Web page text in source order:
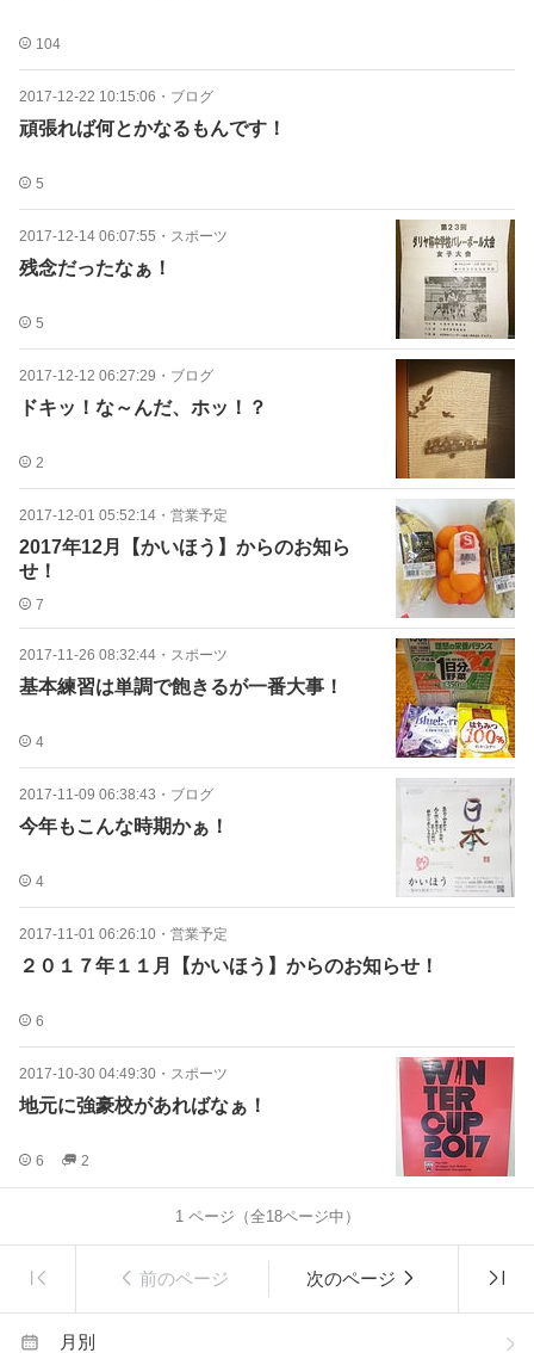
104
2017-12-22 10:15:06 ・ ブログ
頑張れば何とかなるもんです！
5
2017-12-14 06:07:55 ・ スポーツ
残念だったなぁ！
5
2017-12-12 06:27:29 ・ ブログ
ドキッ！な～んだ、ホッ！？
2
2017-12-01 05:52:14 ・ 営業予定
2017年12月【かいほう】からのお知ら
せ！
7
2017-11-26 08:32:44 ・ スポーツ
基本練習は単調で飽きるが一番大事！
4
2017-11-09 06:38:43 ・ ブログ
今年もこんな時期かぁ！
4
2017-11-01 06:26:10 ・ 営業予定
２０１７年１１月【かいほう】からのお知らせ！
6
2017-10-30 04:49:30 ・ スポーツ
地元に強豪校があればなぁ！
6 2
1ページ（全18ページ中）
前のページ 次のページ
月別